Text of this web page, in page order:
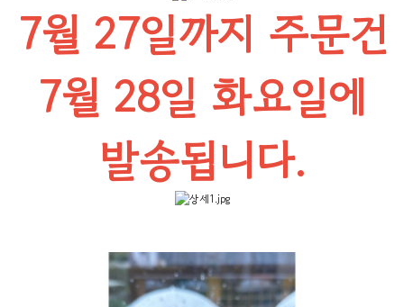
7월 27일까지 주문건
7월 28일 화요일에
발송됩니다.